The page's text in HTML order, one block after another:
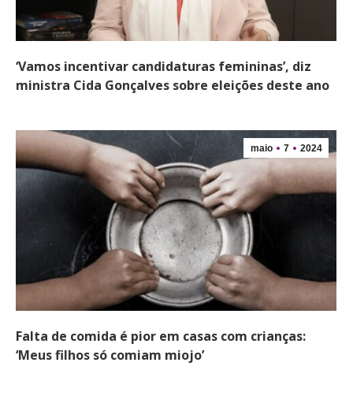
‘Vamos incentivar candidaturas femininas’, diz
ministra Cida Gonçalves sobre eleições deste ano
maio 7 2024
Falta de comida é pior em casas com crianças:
‘Meus filhos só comiam miojo’